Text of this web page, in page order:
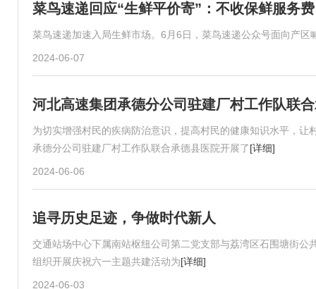
菜鸟速递回应“生鲜平价寄”：不收保鲜服务
菜鸟速递加速入局生鲜市场。6月6日，菜鸟速递公众号面向产区
2024-06-07
河北高速集团承德分公司驻建厂村工作队联
为切实增强村民的疾病防治意识，提高村民的健康知识水平，
承德分公司驻建厂村工作队联合承德县医院开展了[详细]
2024-06-06
追寻历史足迹，争做时代新人
交通站场中心下属南站枢纽公司第二党支部与荔湾区石围塘街
组织开展庆祝六一主题共建活动为[详细]
2024-06-03